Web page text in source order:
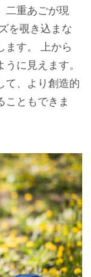
二重あごが現
を覗き込まな
ます。 上から
うに見えます。
て、より創造的
こともできま